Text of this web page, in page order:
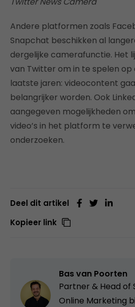
Andere platformen zoals
Snapchat beschikken al
dergelijke camerafunctie. Het
van Twitter om in te spelen op
laatste jaren: videocontent
belangrijker worden. Ook
aangegeven mogelijkheden
video’s in het platform te
onderzoeken.
Deel dit artikel
Kopieer link
Bas van Poorten
Partner & Head of
Online Marketing